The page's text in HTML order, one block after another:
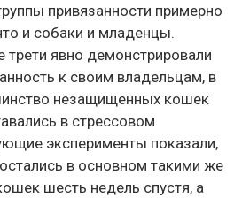
привязанности примерно
и собаки и младенцы.
трети явно демонстрировали
к своим владельцам, в
незащищенных кошек
в стрессовом
эксперименты показали,
в основном такими же
шесть недель спустя, а